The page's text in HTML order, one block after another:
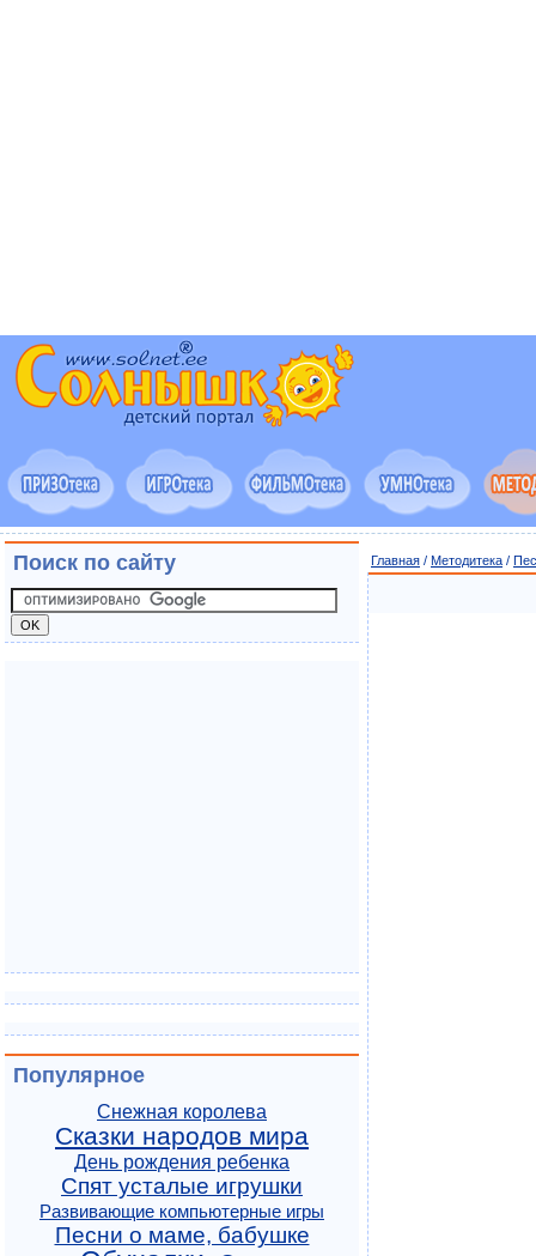
Главная / Методитека /
Поиск по сайту
Популярное
Снежная королева
Сказки народов мира
День рождения ребенка
Спят усталые игрушки
Развивающие компьютерные игры
Песни о маме, бабушке